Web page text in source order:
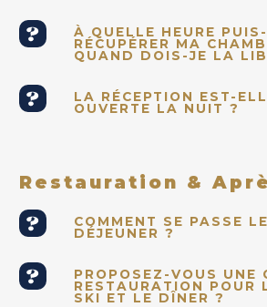
À QUELLE HEURE
RÉCUPÉRER MA
QUAND DOIS-JE LA
LA RÉCEPTION EST-
OUVERTE LA NUIT ?
Restauration &
COMMENT SE PASSE
DÉJEUNER ?
PROPOSEZ-VOUS UNE
RESTAURATION POUR
SKI ET LE DÎNER ?